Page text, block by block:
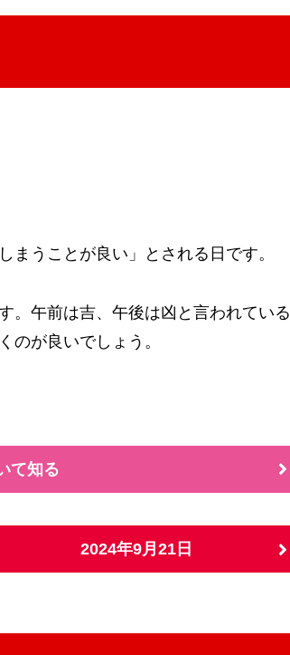
まうことが良い」とされる日です。
。午前は吉、午後は凶と言われている
のが良いでしょう。
て知る
2024年9月21日